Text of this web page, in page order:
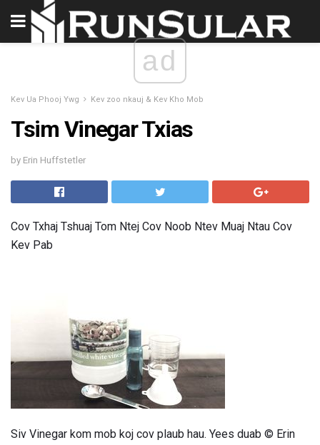
ad
Kev Ua Phooj Ywg Kev zoo nkauj & Kev Kho Mob
Tsim Vinegar Txias
by Erin Huffstetler
Cov Txhaj Tshuaj Tom Ntej Cov Noob Ntev Muaj Ntau Cov
Kev Pab
Siv Vinegar kom mob koj cov plaub hau. Yees duab © Erin